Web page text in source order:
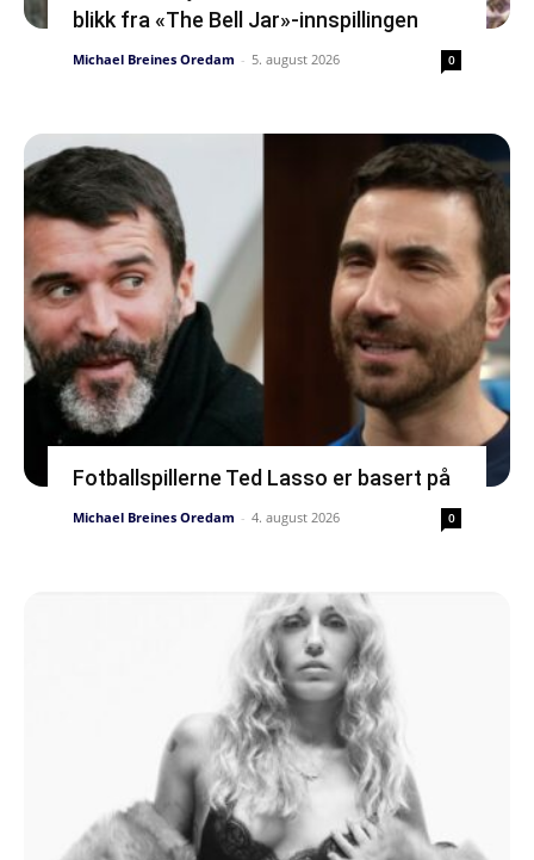
blikk fra «The Bell Jar»-innspillingen
Michael Breines Oredam - 5. august 2026 0
Fotballspillerne Ted Lasso er basert på
Michael Breines Oredam - 4. august 2026 0